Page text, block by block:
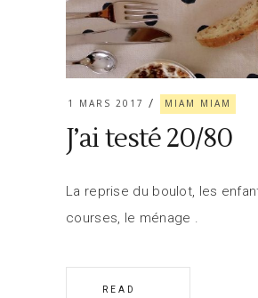
1 MARS 2017 MIAM MIAM
J’ai testé 20/80
La reprise du boulot, les
courses, le ménage
READ